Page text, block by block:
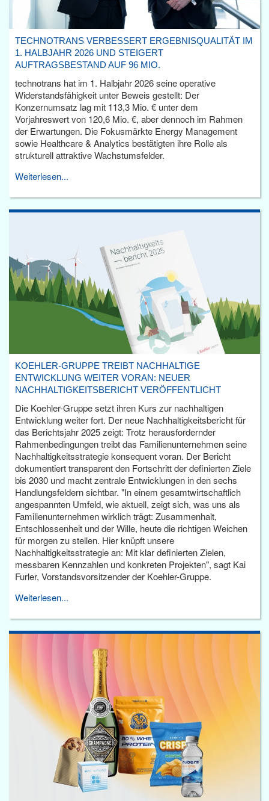
TECHNOTRANS VERBESSERT ERGEBNISQUALITÄT IM
1. HALBJAHR 2026 UND STEIGERT
AUFTRAGSBESTAND AUF 96 MIO.
technotrans hat im 1. Halbjahr 2026 seine operative
Widerstandsfähigkeit unter Beweis gestellt: Der
Konzernumsatz lag mit 113,3 Mio. € unter dem
Vorjahreswert von 120,6 Mio. €, aber dennoch im Rahmen
der Erwartungen. Die Fokusmärkte Energy Management
sowie Healthcare & Analytics bestätigten ihre Rolle als
strukturell attraktive Wachstumsfelder.
Weiterlesen...
KOEHLER-GRUPPE TREIBT NACHHALTIGE
ENTWICKLUNG WEITER VORAN: NEUER
NACHHALTIGKEITSBERICHT VERÖFFENTLICHT
Die Koehler-Gruppe setzt ihren Kurs zur nachhaltigen
Entwicklung weiter fort. Der neue Nachhaltigkeitsbericht für
das Berichtsjahr 2025 zeigt: Trotz herausfordernder
Rahmenbedingungen treibt das Familienunternehmen seine
Nachhaltigkeitsstrategie konsequent voran. Der Bericht
dokumentiert transparent den Fortschritt der definierten Ziele
bis 2030 und macht zentrale Entwicklungen in den sechs
Handlungsfeldern sichtbar. "In einem gesamtwirtschaftlich
angespannten Umfeld, wie aktuell, zeigt sich, was uns als
Familienunternehmen wirklich trägt: Zusammenhalt,
Entschlossenheit und der Wille, heute die richtigen Weichen
für morgen zu stellen. Hier knüpft unsere
Nachhaltigkeitsstrategie an: Mit klar definierten Zielen,
messbaren Kennzahlen und konkreten Projekten", sagt Kai
Furler, Vorstandsvorsitzender der Koehler-Gruppe.
Weiterlesen...